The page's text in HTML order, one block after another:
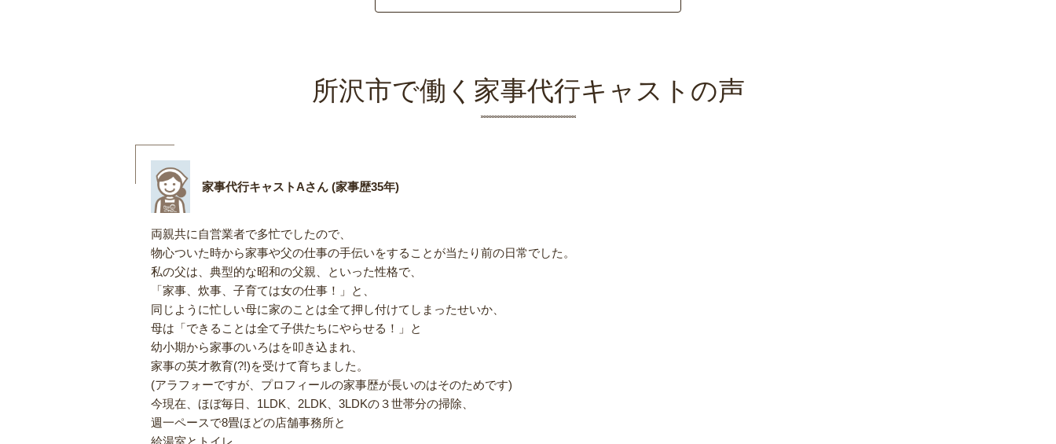
所沢市で働く家事代行キャストの声
家事代行キャストAさん (家事歴35年)
両親共に自営業者で多忙でしたので、
物心ついた時から家事や父の仕事の手伝いをすることが当たり前の日常でした。
私の父は、典型的な昭和の父親、といった性格で、
「家事、炊事、子育ては女の仕事！」と、
同じように忙しい母に家のことは全て押し付けてしまったせいか、
母は「できることは全て子供たちにやらせる！」と
幼小期から家事のいろはを叩き込まれ、
家事の英才教育(?!)を受けて育ちました。
(アラフォーですが、プロフィールの家事歴が長いのはそのためです)
今現在、ほぼ毎日、1LDK、2LDK、3LDKの３世帯分の掃除、
週一ペースで8畳ほどの店舗事務所と
給湯室とトイレ、